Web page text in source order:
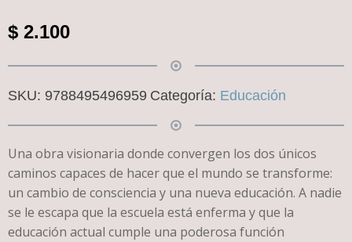
$ 2.100
SKU: 9788495496959 Categoría: Educación
Una obra visionaria donde convergen los dos únicos
caminos capaces de hacer que el mundo se transforme:
un cambio de consciencia y una nueva educación. A nadie
se le escapa que la escuela está enferma y que la
educación actual cumple una poderosa función